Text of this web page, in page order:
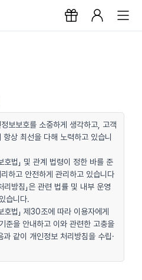
보보호를 소중하게 생각하고, 고객
상 최선을 다해 노력하고 있습니
호법」 및 관계 법령이 정한 바를 준
하고 안전하게 관리하고 있습니다
리방침」은 관련 법률 및 내부 운영
습니다.
호법」 제30조에 따라 이용자에게
준을 안내하고 이와 관련한 고충을
같이 개인정보 처리방침을 수립·